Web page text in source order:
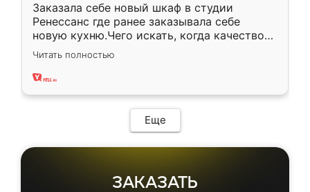
Заказала себе новый шкаф в студии
Ренессанс где ранее заказывала себе
новую кухню.Чего искать, когда качеством
вполне довольна. Служит кухня уже почти
два года, нареканий нет.
Читать полностью
Еще
ЗАКАЗАТЬ